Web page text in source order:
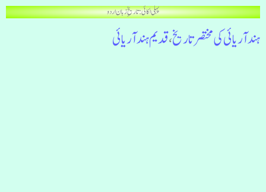
پہلی اکائی: تاریخِ زبان اردو
ہند آریائی کی مختصر تاریخ،قدیم ہند آریائی